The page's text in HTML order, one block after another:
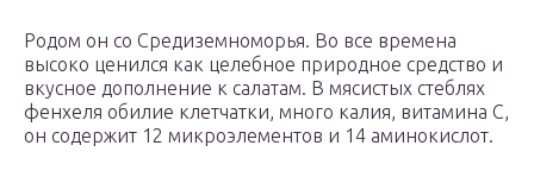
Родом он со Средиземноморья. Во все времена
высоко ценился как целебное природное средство и
вкусное дополнение к салатам. В мясистых стеблях
фенхеля обилие клетчатки, много калия, витамина С,
он содержит 12 микроэлементов и 14 аминокислот.